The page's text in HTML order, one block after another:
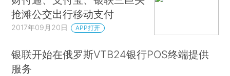
抢滩公交出行移动支付
2017年09月20日 APP打开
银联开始在俄罗斯VTB24银行POS终端提供
服务